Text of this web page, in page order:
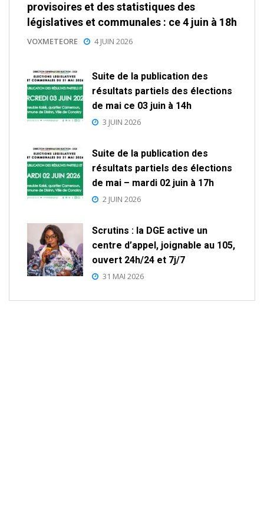
provisoires et des statistiques des
législatives et communales : ce 4 juin à 18h
VOXMETEORE 4 JUIN 2026
Suite de la publication des
résultats partiels des élections
de mai ce 03 juin à 14h
3 JUIN 2026
Suite de la publication des
résultats partiels des élections
de mai – mardi 02 juin à 17h
2 JUIN 2026
Scrutins : la DGE active un
centre d’appel, joignable au 105,
ouvert 24h/24 et 7j/7
31 MAI 2026